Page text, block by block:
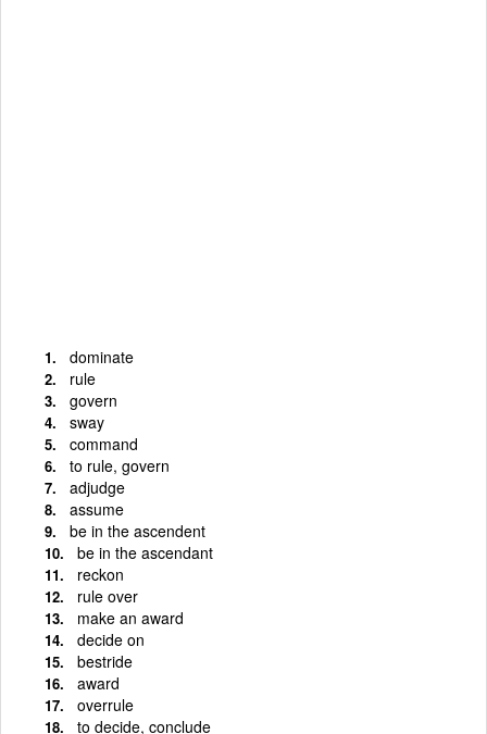
dominate
rule
govern
sway
command
to rule, govern
adjudge
assume
be in the ascendent
be in the ascendant
reckon
rule over
make an award
decide on
bestride
award
overrule
to decide, conclude